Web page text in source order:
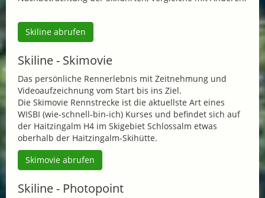
Skiline abrufen
Skiline - Skimovie
Das persönliche Rennerlebnis mit Zeitnehmung und
Videoaufzeichnung vom Start bis ins Ziel.
Die Skimovie Rennstrecke ist die aktuellste Art eines
WISBI (wie-schnell-bin-ich) Kurses und befindet sich auf
der Haitzingalm H4 im Skigebiet Schlossalm etwas
oberhalb der Haitzingalm-Skihütte.
Skimovie abrufen
Skiline - Photopoint